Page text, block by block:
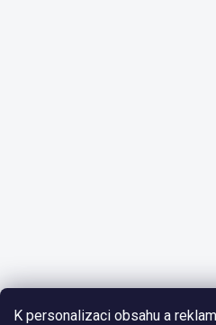
K personalizaci obsahu a